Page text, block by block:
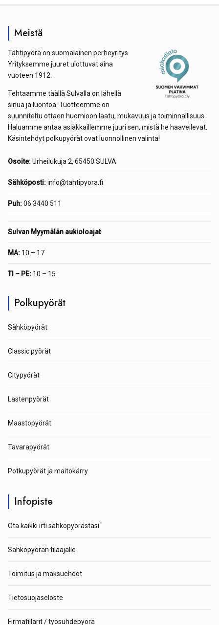
Meistä
Tähtipyörä on suomalainen perheyritys.
Yrityksemme juuret ulottuvat aina
vuoteen 1912.
Tehtaamme täällä Sulvalla on lähellä
sinua ja luontoa. Tuotteemme on
suunniteltu ottaen huomioon laatu, mukavuus ja toiminnallisuus.
Haluamme antaa asiakkaillemme juuri sen, mistä he haaveilevat.
Käsintehdyt polkupyörät ovat luonnollinen valinta!
Osoite:Urheilukuja 2, 65450 SULVA
Sähköposti:info@tahtipyora.fi
Puh:06 3440 511
Sulvan Myymälän aukioloajat
MA: 10 – 17
TI – PE: 10 – 15
Polkupyörät
Sähköpyörät
Classic pyörät
Citypyörät
Lastenpyörät
Maastopyörät
Tavarapyörät
Potkupyörät ja maitokärry
Infopiste
Ota kaikki irti sähköpyörästäsi
Sähköpyörän tilaajalle
Toimitus ja maksuehdot
Tietosuojaseloste
Firmafillarit / työsuhdepyörä